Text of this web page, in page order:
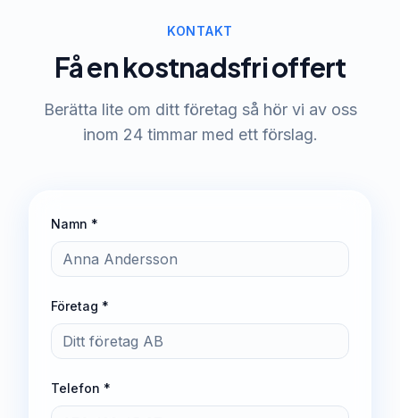
KONTAKT
Få en kostnadsfri offert
Berätta lite om ditt företag så hör vi av oss
inom 24 timmar med ett förslag.
Namn *
Företag *
Telefon *